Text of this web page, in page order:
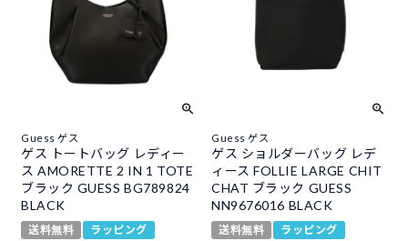
Guess ゲス
ゲス トートバッグ レディー
ス AMORETTE 2 IN 1 TOTE
ブラック GUESS BG789824
BLACK
送料無料 ラッピング
Guess ゲス
ゲス ショルダーバッグ レデ
ィース FOLLIE LARGE CHIT
CHAT ブラック GUESS
NN9676016 BLACK
送料無料 ラッピング